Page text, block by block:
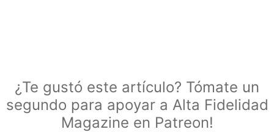
¿Te gustó este artículo? Tómate un
segundo para apoyar a Alta Fidelidad
Magazine en Patreon!